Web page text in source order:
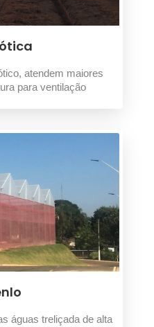
atendem maiores
para ventilação
águas treliçada de alta